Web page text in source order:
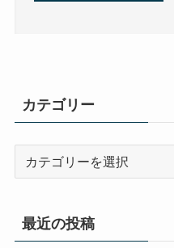
カテゴリー
リ
最近の投稿